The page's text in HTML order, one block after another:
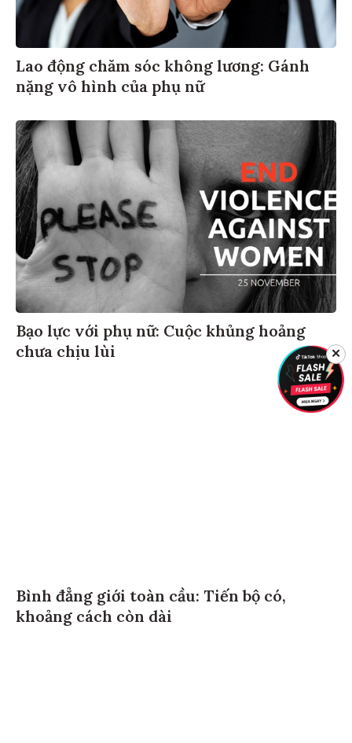
Lao động chăm sóc không lương: Gánh
nặng vô hình của phụ nữ
Bạo lực với phụ nữ: Cuộc khủng hoảng
chưa chịu lùi
Bình đẳng giới toàn cầu: Tiến bộ có,
khoảng cách còn dài
✕